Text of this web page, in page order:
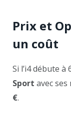
Prix et
un coût
Si l’i4 débute à
Sport avec
€.